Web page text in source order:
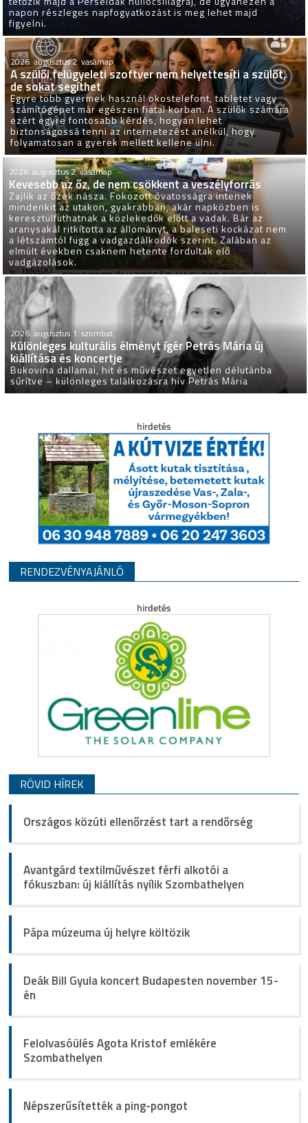
napon részleges napfogyatkozást is meg lehet majd
figyelni.
2026. augusztus 2. vasárnap
A szülői felügyeleti szoftver nem helyettesíti a szülőt,
de sokat segíthet
Egyre több gyermek használ okostelefont, tabletet vagy
számítógépet már egészen fiatal korban. A szülők számára
ezért egyre fontosabb kérdés, hogyan lehet
biztonságossá tenni az internetezést anélkül, hogy
folyamatosan a gyerek mellett kellene ülni.
2026. augusztus 2. vasárnap
Kevesebb az őz, de nem csökkent a veszélyforrás
Zajlik az őzek násza. Fokozott óvatosságra intenek
mindenkit az utakon, gyakrabban, akár napközben is
keresztülfuthatnak a közlekedők előtt a vadak. Bár az
aranysakál ritkította az állományt, a baleseti kockázat nem
a létszámtól függ a vadgazdálkodók szerint. Zalában az
elmúlt években csaknem hetente fordultak elő
vadgázolások.
2026. augusztus 1. szombat
Különleges kulturális élményt ígér Petrás Mária új
kiállítása és koncertje
Bukovina dallamai, hit és művészet egyetlen délutánba
sűrítve – különleges találkozásra hív Petrás Mária
RENDEZVÉNYAJÁNLÓ
RÖVID HÍREK
Országos közúti ellenőrzést tart a rendőrség
Avantgárd textilművészet férfi alkotói a
fókuszban: új kiállítás nyílik Szombathelyen
Pápa múzeuma új helyre költözik
Deák Bill Gyula koncert Budapesten november 15-
én
Felolvasóülés Agota Kristof emlékére
Szombathelyen
Népszerűsítették a ping-pongot